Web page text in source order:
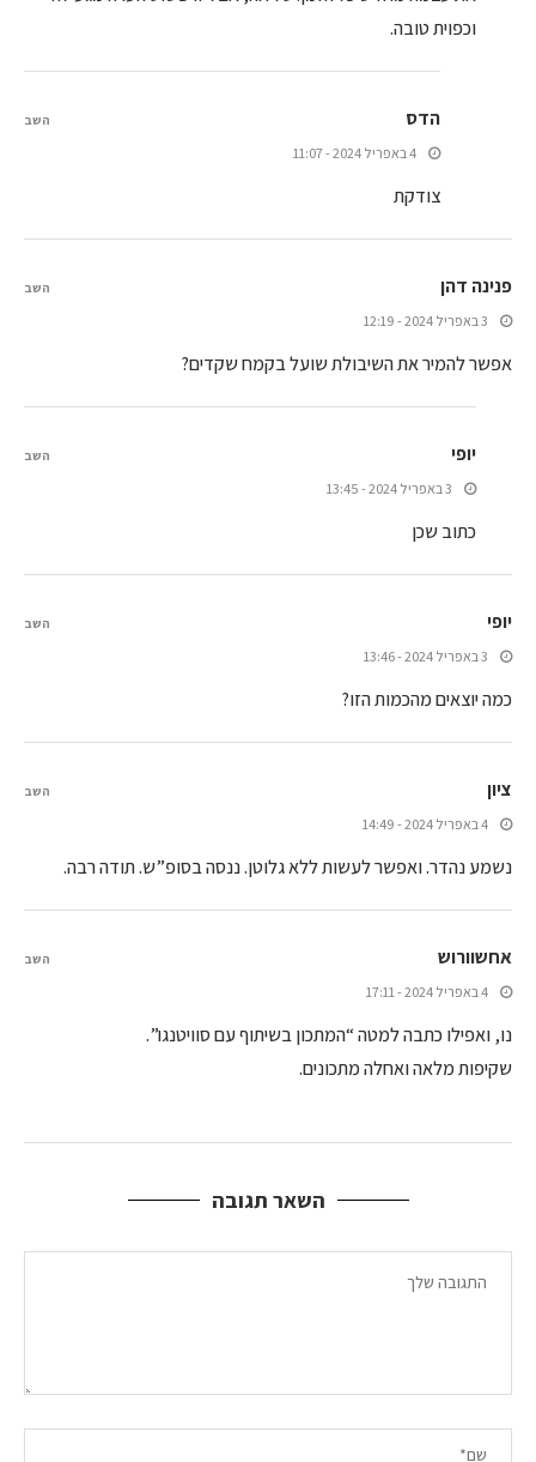
וכפוית טובה.
הדס
4 באפריל 2024 - 11:07
צודקת
השב
פנינה דהן
3 באפריל 2024 - 12:19
אפשר להמיר את השיבולת שועל בקמח שקדים?
השב
יופי
3 באפריל 2024 - 13:45
כתוב שכן
השב
יופי
3 באפריל 2024 - 13:46
כמה יוצאים מהכמות הזו?
השב
ציון
4 באפריל 2024 - 14:49
נשמע נהדר. ואפשר לעשות ללא גלוטן. ננסה בסופ”ש. תודה רבה.
השב
אחשוורוש
4 באפריל 2024 - 17:11
נו, ואפילו כתבה למטה “המתכון בשיתוף עם סוויטנגו”.
שקיפות מלאה ואחלה מתכונים.
השב
השאר תגובה